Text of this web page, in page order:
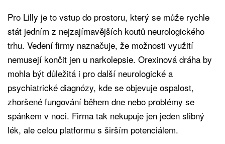
Pro Lilly je to vstup do prostoru, který se může rychle
stát jedním z nejzajímavějších koutů neurologického
trhu. Vedení firmy naznačuje, že možnosti využití
nemusejí končit jen u narkolepsie. Orexinová dráha by
mohla být důležitá i pro další neurologické a
psychiatrické diagnózy, kde se objevuje ospalost,
zhoršené fungování během dne nebo problémy se
spánkem v noci. Firma tak nekupuje jen jeden slibný
lék, ale celou platformu s širším potenciálem.